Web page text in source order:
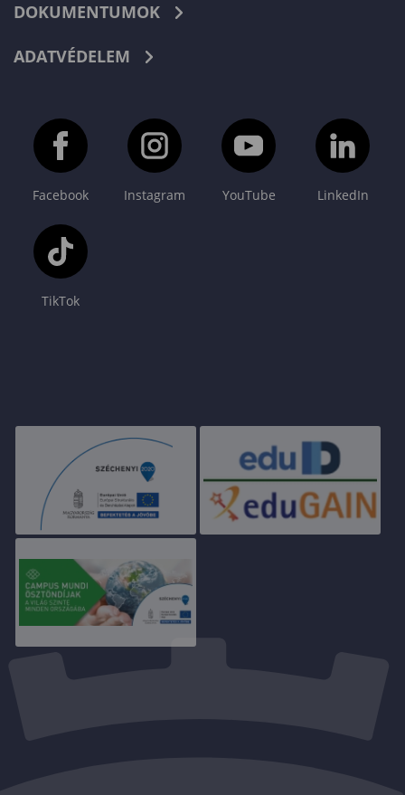
DOKUMENTUMOK
ADATVÉDELEM
Facebook Instagram YouTube LinkedIn
TikTok